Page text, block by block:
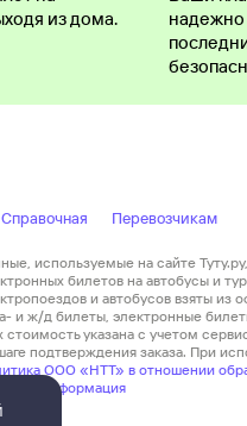
из дома.
Справочная Перевозчикам
используемые на сайте
билетов на автобусы и
и автобусов взяты из
и ж/д билеты, электронные
стоимость указана с учетом
подтверждения заказа. При
ООО «НТТ» в отношении
информация